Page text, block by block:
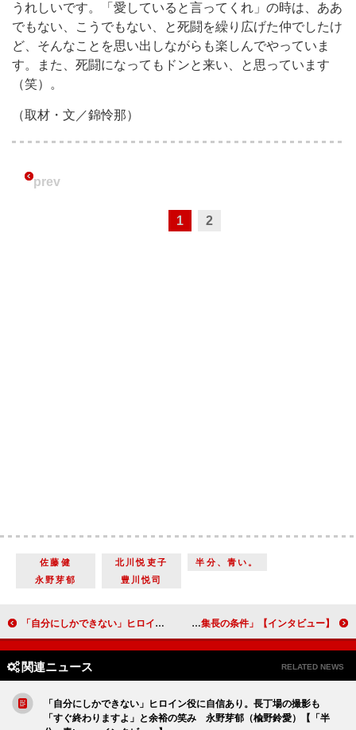
うれしいです。「愛していると言ってくれ」の時は、ああ
でもない、こうでもない、と死闘を繰り広げた仲でしたけ
ど、そんなことを思い出しながらも楽しんでやっていま
す。また、死闘になってもドンと来い、と思っています
（笑）。
（取材・文／錦怜那）
prev
1 2
佐藤健 北川悦吏子
半分、青い。
永野芽郁
豊川悦司
「自分にしかできない」ヒロイン役に自信あり。長丁場の撮影も「すぐ終わりますよ」と余裕の笑み 永野芽郁（楡野鈴愛）【「半分、青い。」インタビュー】 【インタビュー】「連続ドラマＷ闇の伴走者～編集長の条件」松下奈緒「ぜひパート３をやりたいです！」と新感覚ドラマにはまる
関連ニュース RELATED NEWS
「自分にしかできない」ヒロイン役に自信あり。長丁場の撮影も
「すぐ終わりますよ」と余裕の笑み 永野芽郁（楡野鈴愛）【「半